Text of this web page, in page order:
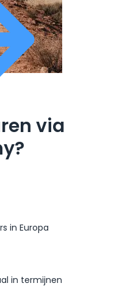
via
in Europa
in termijnen